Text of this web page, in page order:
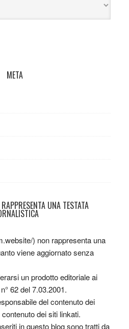
META
UNA TESTATA
) non rappresenta una
viene aggiornato senza
un prodotto editoriale ai
62 del 7.03.2001.
del contenuto dei
dei siti linkati.
in questo blog sono tratti da